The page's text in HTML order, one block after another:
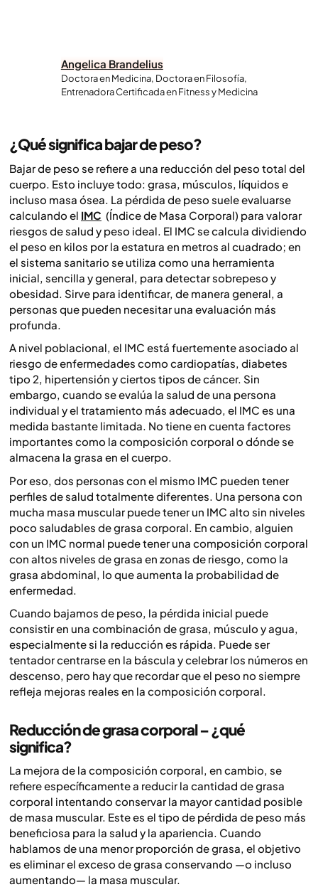
Angelica Brandelius
Doctora en Medicina, Doctora en Filosofía,
Entrenadora Certificada en Fitness y Medicina
¿Qué significa bajar de peso?
Bajar de peso se refiere a una reducción del peso total del
cuerpo. Esto incluye todo: grasa, músculos, líquidos e
incluso masa ósea. La pérdida de peso suele evaluarse
calculando el IMC (Índice de Masa Corporal) para valorar
riesgos de salud y peso ideal. El IMC se calcula dividiendo
el peso en kilos por la estatura en metros al cuadrado; en
el sistema sanitario se utiliza como una herramienta
inicial, sencilla y general, para detectar sobrepeso y
obesidad. Sirve para identificar, de manera general, a
personas que pueden necesitar una evaluación más
profunda.
A nivel poblacional, el IMC está fuertemente asociado al
riesgo de enfermedades como cardiopatías, diabetes
tipo 2, hipertensión y ciertos tipos de cáncer. Sin
embargo, cuando se evalúa la salud de una persona
individual y el tratamiento más adecuado, el IMC es una
medida bastante limitada. No tiene en cuenta factores
importantes como la composición corporal o dónde se
almacena la grasa en el cuerpo.
Por eso, dos personas con el mismo IMC pueden tener
perfiles de salud totalmente diferentes. Una persona con
mucha masa muscular puede tener un IMC alto sin niveles
poco saludables de grasa corporal. En cambio, alguien
con un IMC normal puede tener una composición corporal
con altos niveles de grasa en zonas de riesgo, como la
grasa abdominal, lo que aumenta la probabilidad de
enfermedad.
Cuando bajamos de peso, la pérdida inicial puede
consistir en una combinación de grasa, músculo y agua,
especialmente si la reducción es rápida. Puede ser
tentador centrarse en la báscula y celebrar los números en
descenso, pero hay que recordar que el peso no siempre
refleja mejoras reales en la composición corporal.
Reducción de grasa corporal – ¿qué
significa?
La mejora de la composición corporal, en cambio, se
refiere específicamente a reducir la cantidad de grasa
corporal intentando conservar la mayor cantidad posible
de masa muscular. Este es el tipo de pérdida de peso más
beneficiosa para la salud y la apariencia. Cuando
hablamos de una menor proporción de grasa, el objetivo
es eliminar el exceso de grasa conservando —o incluso
aumentando— la masa muscular.